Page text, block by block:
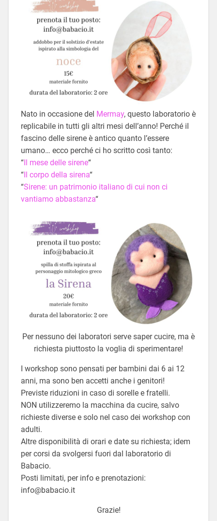
Nato in occasione del Mermay, questo laboratorio è
replicabile in tutti gli altri mesi dell’anno! Perché il
fascino delle sirene è antico quanto l’essere
umano… ecco perché ci ho scritto così tanto:
“Il mese delle sirene“
“Il corpo della sirena“
“Sirene: un patrimonio italiano di cui non ci
vantiamo abbastanza“
Per nessuno dei laboratori serve saper cucire, ma è
richiesta piuttosto la voglia di sperimentare!
I workshop sono pensati per bambini dai 6 ai 12
anni, ma sono ben accetti anche i genitori!
Previste riduzioni in caso di sorelle e fratelli.
NON utilizzeremo la macchina da cucire, salvo
richieste diverse e solo nel caso dei workshop con
adulti.
Altre disponibilità di orari e date su richiesta; idem
per corsi da svolgersi fuori dal laboratorio di
Babacio.
Posti limitati, per info e prenotazioni:
info@babacio.it
Grazie!